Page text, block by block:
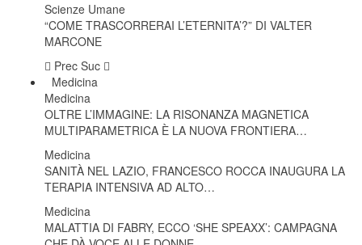
Scienze Umane
“COME TRASCORRERAI L’ETERNITA’?” DI VALTER
MARCONE
Prec Suc
Medicina
Medicina
OLTRE L’IMMAGINE: LA RISONANZA MAGNETICA
MULTIPARAMETRICA È LA NUOVA FRONTIERA…
Medicina
SANITÀ NEL LAZIO, FRANCESCO ROCCA INAUGURA LA
TERAPIA INTENSIVA AD ALTO…
Medicina
MALATTIA DI FABRY, ECCO ‘SHE SPEAXX’: CAMPAGNA